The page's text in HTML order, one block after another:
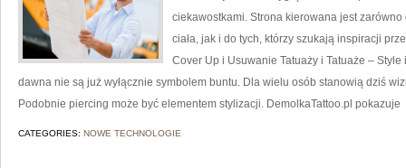
ciekawostkami. Strona kierowana jest
ciała, jak i do tych, którzy szukają inspiracji
Cover Up i Usuwanie Tatuaży i Tatuaże –
dawna nie są już wyłącznie symbolem buntu. Dla wielu osób stanowią dziś
Podobnie piercing może być elementem stylizacji. DemolkaTattoo.pl pokazuje
CATEGORIES: NOWE TECHNOLOGIE